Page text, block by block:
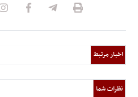
اخبار مرتبط
نظرات شما